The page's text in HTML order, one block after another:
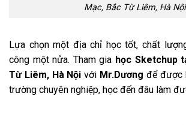
Mạc, Bắc Từ Liêm, Hà Nội
Lựa chọn một địa chỉ học tốt, chất
công một nửa. Tham gia học Sketchup
Từ Liêm, Hà Nội với Mr.Dương để được
trường chuyên nghiệp, học đến đâu làm